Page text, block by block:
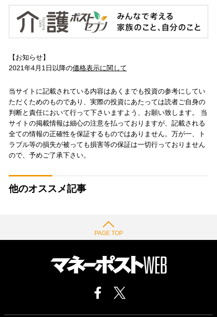
【お知らせ】
2021年4月1日以降の価格表示に関して
当サイトに記載されている内容はあくまでも投資の参考にしてい
ただくためのものであり、実際の投資にあたっては読者ご自身の
判断と責任において行って下さいますよう、お願い致します。 当
サイトの掲載情報は細心の注意を払っておりますが、記載される
全ての情報の正確性を保証するものではありません。万が一、ト
ラブル等の損失が被っても損害等の保証は一切行っておりません
ので、予めご了承下さい。
他のオススメ記事
PAGE TOP